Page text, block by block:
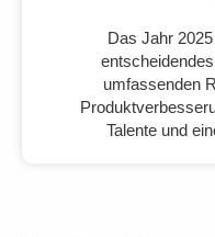
Das Jahr
umfassenden
Talente und